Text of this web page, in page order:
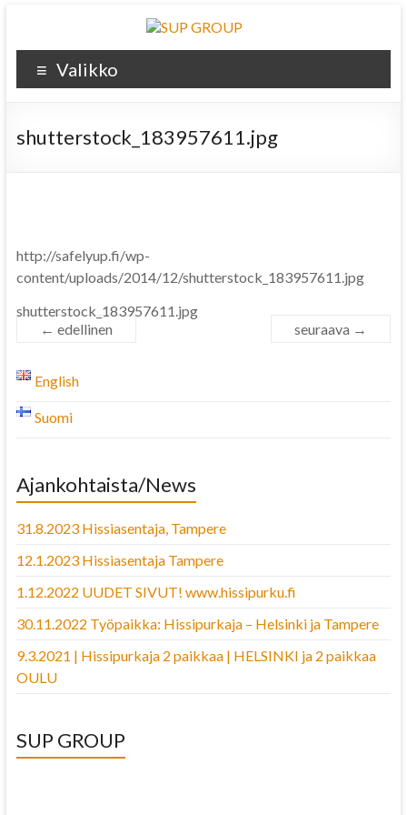
Valikko
shutterstock_183957611.jpg
http://safelyup.fi/wp-
content/uploads/2014/12/shutterstock_183957611.jpg
shutterstock_183957611.jpg
← edellinen
seuraava →
English
Suomi
Ajankohtaista/News
31.8.2023 Hissiasentaja, Tampere
12.1.2023 Hissiasentaja Tampere
1.12.2022 UUDET SIVUT! www.hissipurku.fi
30.11.2022 Työpaikka: Hissipurkaja – Helsinki ja Tampere
9.3.2021 | Hissipurkaja 2 paikkaa | HELSINKI ja 2 paikkaa
OULU
SUP GROUP